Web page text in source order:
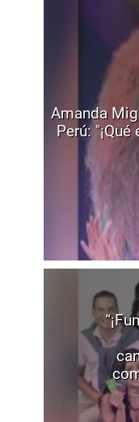
Amanda
Perú: